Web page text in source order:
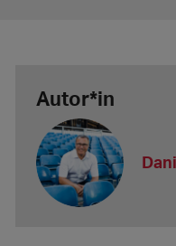
Autor*in